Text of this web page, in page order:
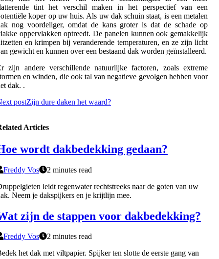
tint het verschil maken in het perspectief van een
koper op uw huis. Als uw dak schuin staat, is een metalen
nog voordeliger, omdat de kans groter is dat de schade op
oppervlakken optreedt. De panelen kunnen ook gemakkelijk
en krimpen bij veranderende temperaturen, en ze zijn licht
gewicht en kunnen over een bestaand dak worden geïnstalleerd.
zijn andere verschillende natuurlijke factoren, zoals extreme
en winden, die ook tal van negatieve gevolgen hebben voor
dak. .
postZijn dure daken het waard?
Articles
wordt dakbedekking gedaan?
Freddy Vos
2 minutes read
leidt regenwater rechtstreeks naar de goten van uw
Neem je dakspijkers en je krijtlijn mee.
zijn de stappen voor dakbedekking?
Freddy Vos
2 minutes read
het dak met viltpapier. Spijker ten slotte de eerste gang van